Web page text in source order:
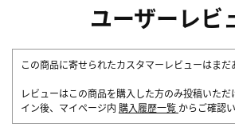
ユーザーレビ
この商品に寄せられたカスタマーレビューはまだ
レビューはこの商品を購入した方のみ投稿いた
イン後、マイページ内 購入履歴一覧 からご確認